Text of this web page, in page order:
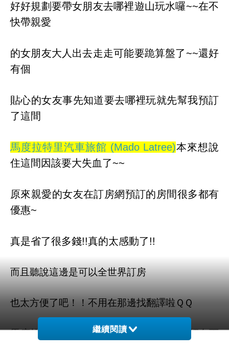
好好規劃要帶女朋友去哪裡遊山玩水囉~~在不
快帶親愛
的女朋友大人出去走走可能要跪算盤了~~還好
有個
貼心的女友事先知道要去哪裡玩就先幫我預訂
了這間
馬度拉特里汽車旅館 (Mado Latree)本來想說
住這間因該要大失血了~~
原來親愛的女友在訂房網預訂的房間很多都有
優惠~
真是省了很多錢!!真的太感動了!!
而且聽說這邊是可以全世界訂房
也太方便了吧！！不用在那邊找翻譯啦ＱＱ
馬度拉特里汽車旅館 (Mado Latree) 的介紹在下
繼續閱讀